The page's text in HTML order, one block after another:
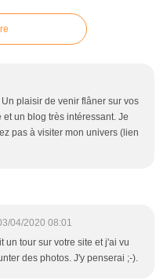
plaisir de venir flâner sur vos
un blog très intéressant. Je
pas à visiter mon univers (lien
04/2020 08:01
un tour sur votre site et j'ai vu
des photos. J'y penserai ;-).